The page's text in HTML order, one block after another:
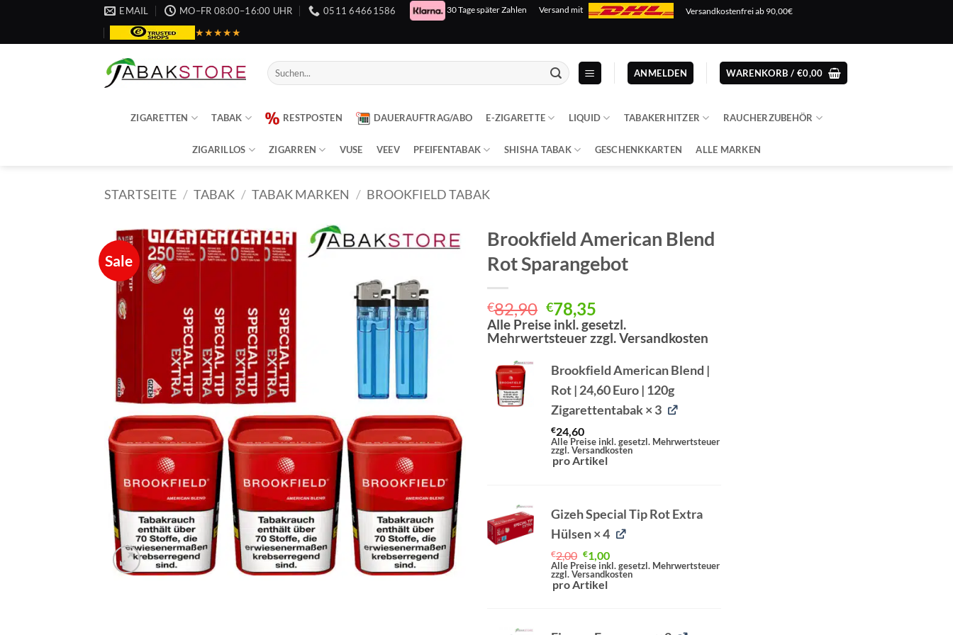
springen
EMAIL MO–FR 08:00–16:00 UHR 0511 64661586 30 Tage später Zahlen Versand mit Versandkostenfrei ab 90,00€
★★★★★
Suche
nach:
ANMELDEN WARENKORB / €0,00
ZIGARETTEN TABAK RESTPOSTEN DAUERAUFTRAG/ABO E-ZIGARETTE LIQUID TABAKERHITZER RAUCHERZUBEHÖR
ZIGARILLOS ZIGARREN VUSE VEEV PFEIFENTABAK SHISHA TABAK GESCHENKKARTEN ALLE MARKEN
STARTSEITE / TABAK / TABAK MARKEN / BROOKFIELD TABAK
Sale
Brookfield American Blend
Rot Sparangebot
€82,90 Ursprünglicher
Preis
war:
€78,35
Preis
ist:
Alle Preise inkl. gesetzl.
Mehrwertsteuer zzgl. Versandkosten
Brookfield American Blend |
Rot | 24,60 Euro | 120g
Zigarettentabak× 3
€24,60
Alle Preise inkl. gesetzl. Mehrwertsteuer
zzgl. Versandkosten
pro Artikel
Gizeh Special Tip Rot Extra
Hülsen× 4
€2,00 Ursprünglicher
Preis
war:
€2,00
€1,00Aktueller
Preis
ist:
Alle Preise inkl. gesetzl. Mehrwertsteuer
zzgl. Versandkosten
pro Artikel